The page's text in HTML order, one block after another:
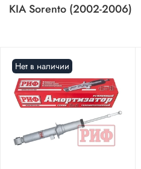
KIA Sorento (2002-2006)
Нет в наличии